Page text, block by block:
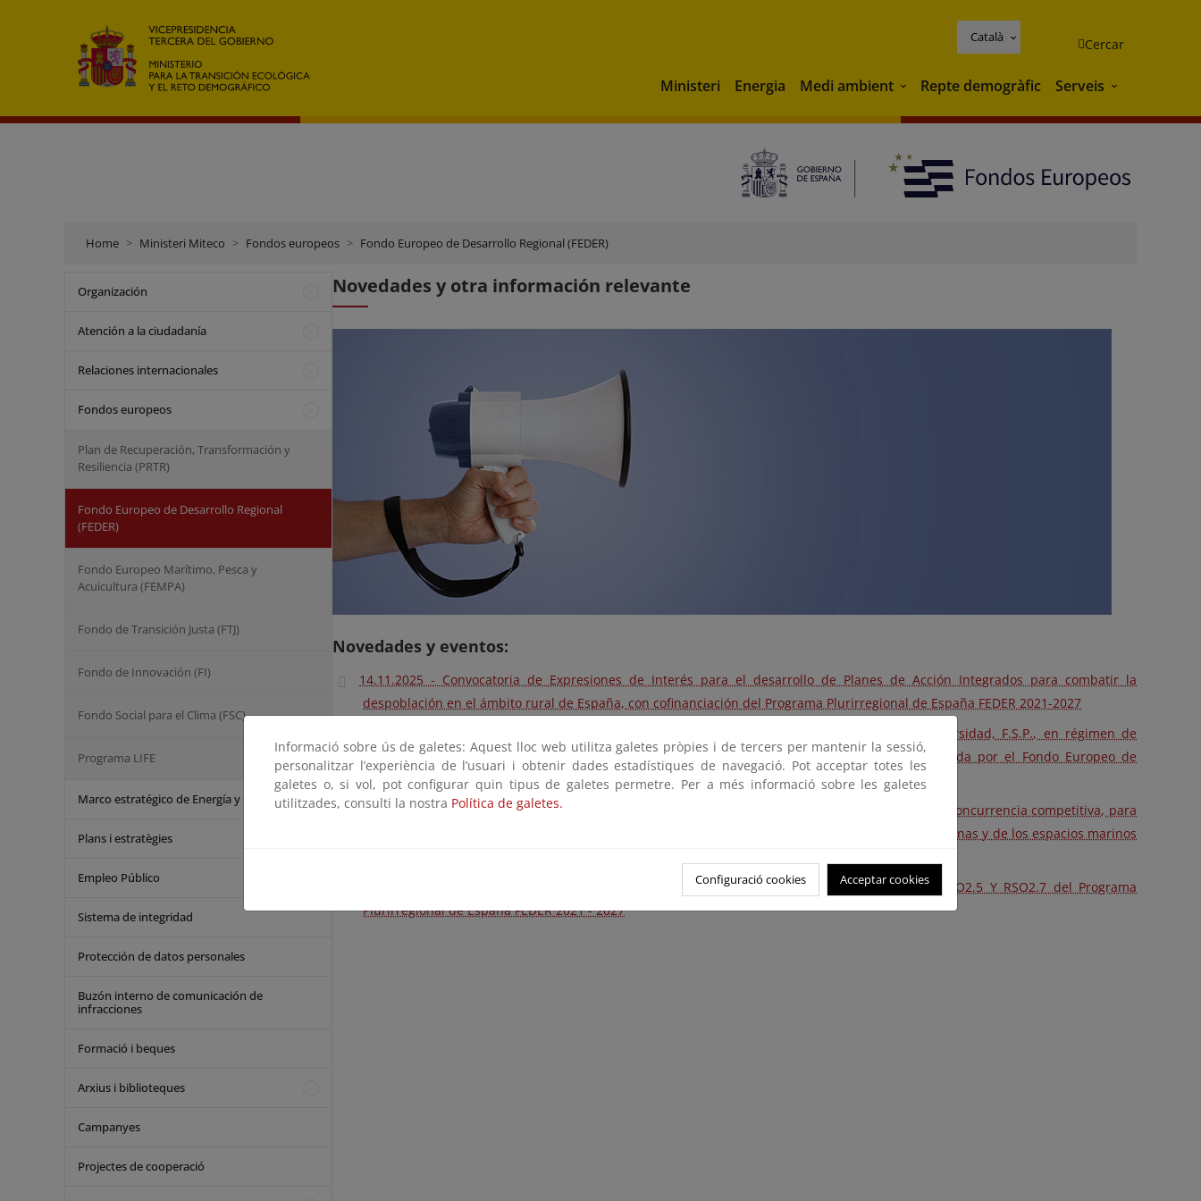
Català Cercar
Ministeri Energia Medi ambient Medi ambient
Repte demogràfic Serveis Serveis
Home Ministeri Miteco Fondos europeos Fondo Europeo de Desarrollo Regional (FEDER)
Organización
Atención a la ciudadanía
Relaciones internacionales
Fondos europeos
Plan de Recuperación, Transformación y
Resiliencia (PRTR)
Fondo Europeo de Desarrollo Regional
(FEDER)
Fondo Europeo Marítimo, Pesca y
Acuicultura (FEMPA)
Fondo de Transición Justa (FTJ)
Fondo de Innovación (FI)
Fondo Social para el Clima (FSC)
Programa LIFE
Marco estratégico de Energía y Clima
Plans i estratègies
Empleo Público
Sistema de integridad
Protección de datos personales
Buzón interno de comunicación de
infracciones
Formació i beques
Arxius i biblioteques
Campanyes
Projectes de cooperació
Novedades y otra información relevante
Novedades y eventos:
14.11.2025 - Convocatoria de Expresiones de Interés para el desarrollo de Planes de Acción Integrados para combatir la
despoblación en el ámbito rural de España, con cofinanciación del Programa Plurirregional de España FEDER 2021-2027
26.02.2025 - Información pública de la convocatoria de subvenciones de la Fundación Biodiversidad, F.S.P., en régimen de
concurrencia competitiva, para apoyo a programas y de impulso a la bioeconomía, cofinanciada por el Fondo Europeo de
Desarrollo Regional (FEDER)
18.02.2025 – Convocatoria de subvenciones de la Fundación Biodiversidad, F.S.P., en régimen de concurrencia competitiva, para
apoyo a programas y proyectos para la conservación y restauración de los hábitats y especies marinas y de los espacios marinos
13.09.2024 - Convocatoria de expresiones de interés para los objetivos específicos RSO2.4, RSO2.5 Y RSO2.7 del Programa
Plurirregional de España FEDER 2021 - 2027
Informació sobre ús de galetes: Aquest lloc web utilitza galetes pròpies i de tercers per mantenir la sessió,
personalitzar l’experiència de l’usuari i obtenir dades estadístiques de navegació. Pot acceptar totes les
galetes o, si vol, pot configurar quin tipus de galetes permetre. Per a més informació sobre les galetes
utilitzades, consulti la nostra Política de galetes.
Configuració cookies Acceptar cookies